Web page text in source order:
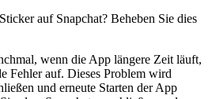
auf Snapchat? Beheben Sie dies
wenn die App längere Zeit läuft,
Fehler auf. Dieses Problem wird
und erneute Starten der App